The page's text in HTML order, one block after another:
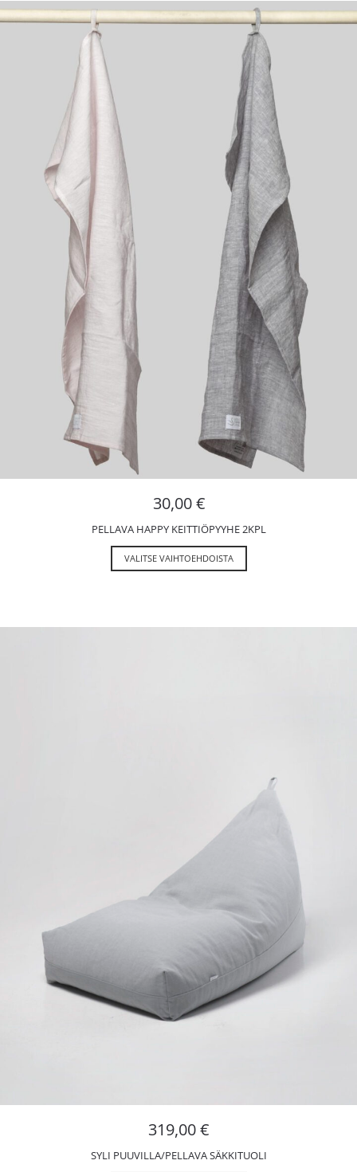
30,00€
PELLAVA HAPPY KEITTIÖPYYHE 2KPL
VALITSE VAIHTOEHDOISTA
319,00€
SYLI PUUVILLA/PELLAVA SÄKKITUOLI